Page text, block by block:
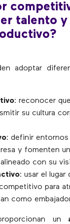
talento y
adoptar
: reconocer
su cultura
: definir
y fomenten un
con su
: usar el
para
como
un